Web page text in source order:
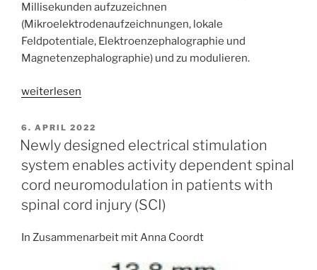
Millisekunden aufzuzeichnen
(Mikroelektrodenaufzeichnungen, lokale
Feldpotentiale, Elektroenzephalographie und
Magnetenzephalographie) und zu modulieren.
„Funktionelle
der
zerebralen
Netzwerke
mittels
tiefer
Hirnstimulation“
weiterlesen
VERÖFFENTLICHT
AM
6. APRIL 2022
Newly designed electrical stimulation
system enables activity dependent spinal
cord neuromodulation in patients with
spinal cord injury (SCI)
In Zusammenarbeit mit Anna Coordt